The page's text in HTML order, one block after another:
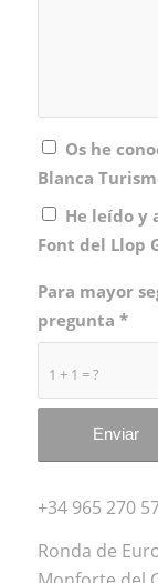
Os he
Blanca
He leído y
Font del Llop
1 + 1 = ?
Para mayor
pregunta *
+34 965 270
Ronda de